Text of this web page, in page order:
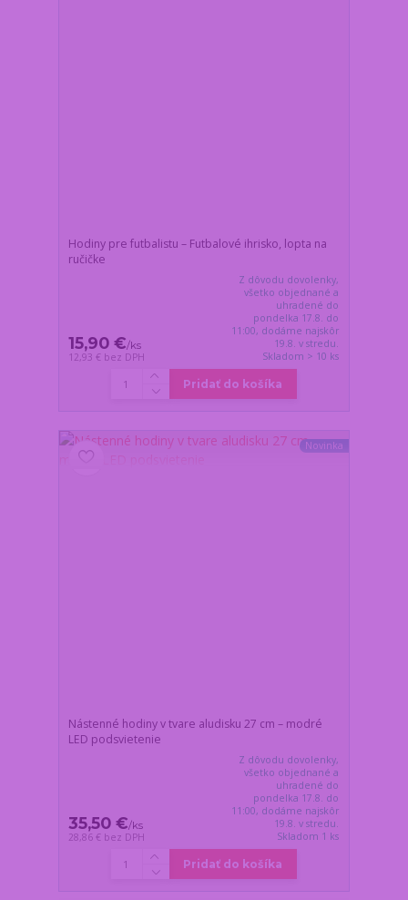
Hodiny pre futbalistu – Futbalové ihrisko, lopta na
ručičke
15,90 €/ks
12,93 € bez DPH
Z dôvodu dovolenky,
všetko objednané a
uhradené do
pondelka 17.8. do
11:00, dodáme najskôr
19.8. v stredu.
Skladom > 10 ks
Pridať do košíka
Novinka
Nástenné hodiny v tvare aludisku 27 cm – modré
LED podsvietenie
35,50 €/ks
28,86 € bez DPH
Z dôvodu dovolenky,
všetko objednané a
uhradené do
pondelka 17.8. do
11:00, dodáme najskôr
19.8. v stredu.
Skladom 1 ks
Pridať do košíka